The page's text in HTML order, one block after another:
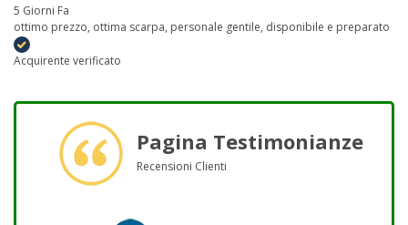
5 Giorni Fa
ottimo prezzo, ottima scarpa, personale gentile, disponibile e preparato
Acquirente verificato
Pagina Testimonianze
Recensioni Clienti